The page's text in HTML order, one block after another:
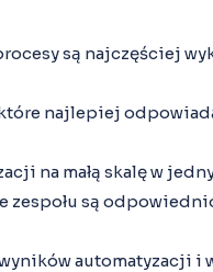
są najczęściej
najlepiej
na małą skalę w
zespołu są
automatyzacji i